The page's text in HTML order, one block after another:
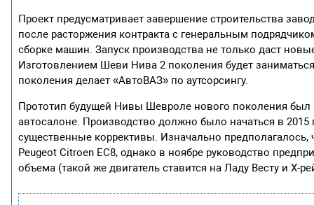
Проект предусматривает завершение строительства
после расторжения контракта с генеральным
сборке машин. Запуск производства не только даст
Изготовлением Шеви Нива 2 поколения будет
поколения делает «АвтоВАЗ» по аутсорсингу.
Прототип будущей Нивы Шевроле нового поколения
автосалоне. Производство должно было начаться в
существенные коррективы. Изначально
Peugeot Citroen EC8, однако в ноябре руководство
объема (такой же двигатель ставится на Ладу Весту и X-